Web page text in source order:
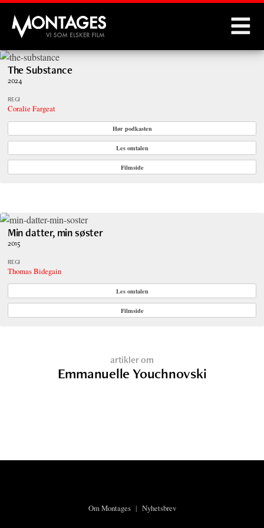
Montages
The Substance
2024
REGI
Coralie Fargeat
Hør podkasten
Les omtalen
Filmside
Min datter, min søster
2015
REGI
Thomas Bidegain
Les omtalen
Filmside
artikler om
Emmanuelle Youchnovski
Om Montages| Nyhetsbrev